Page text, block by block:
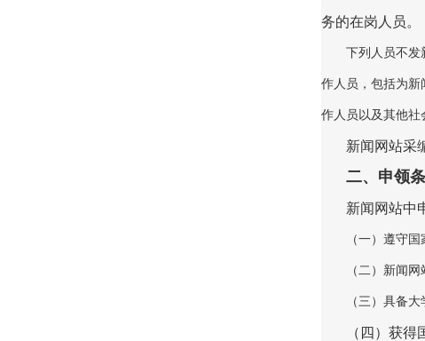
务的在岗人员。
下列人员不发
作人员，包括为新
作人员以及其他社
新闻网站采
二、申领
新闻网站中
（一）遵守
（二）新闻
（三）具备
（四）获